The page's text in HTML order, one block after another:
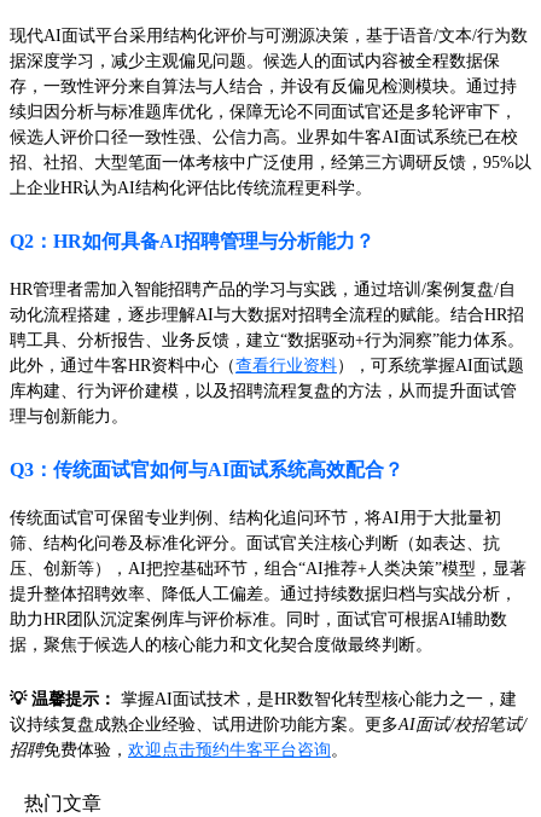
现代AI面试平台采用结构化评价与可溯源决策，基于语音/文本/行为数
据深度学习，减少主观偏见问题。候选人的面试内容被全程数据保
存，一致性评分来自算法与人结合，并设有反偏见检测模块。通过持
续归因分析与标准题库优化，保障无论不同面试官还是多轮评审下，
候选人评价口径一致性强、公信力高。业界如牛客AI面试系统已在校
招、社招、大型笔面一体考核中广泛使用，经第三方调研反馈，95%以
上企业HR认为AI结构化评估比传统流程更科学。
Q2：HR如何具备AI招聘管理与分析能力？
HR管理者需加入智能招聘产品的学习与实践，通过培训/案例复盘/自
动化流程搭建，逐步理解AI与大数据对招聘全流程的赋能。结合HR招
聘工具、分析报告、业务反馈，建立“数据驱动+行为洞察”能力体系。
此外，通过牛客HR资料中心（查看行业资料），可系统掌握AI面试题
库构建、行为评价建模，以及招聘流程复盘的方法，从而提升面试管
理与创新能力。
Q3：传统面试官如何与AI面试系统高效配合？
传统面试官可保留专业判例、结构化追问环节，将AI用于大批量初
筛、结构化问卷及标准化评分。面试官关注核心判断（如表达、抗
压、创新等），AI把控基础环节，组合“AI推荐+人类决策”模型，显著
提升整体招聘效率、降低人工偏差。通过持续数据归档与实战分析，
助力HR团队沉淀案例库与评价标准。同时，面试官可根据AI辅助数
据，聚焦于候选人的核心能力和文化契合度做最终判断。
💡 温馨提示： 掌握AI面试技术，是HR数智化转型核心能力之一，建
议持续复盘成熟企业经验、试用进阶功能方案。更多AI面试/校招笔试/
招聘免费体验， 欢迎点击预约牛客平台咨询。
热门文章